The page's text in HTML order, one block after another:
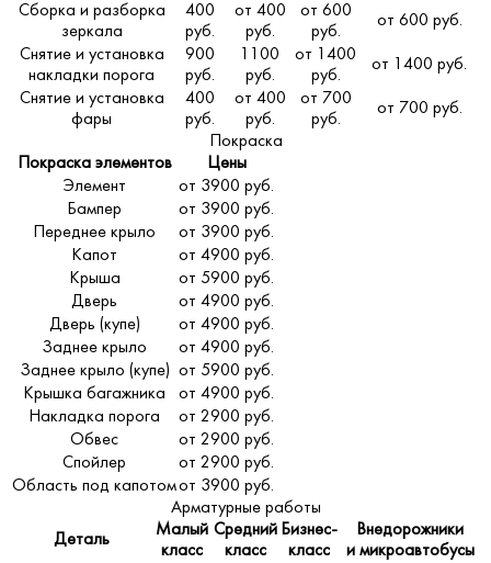
Сборка и разборка
зеркала
400
руб.
от 400
руб.
от 600
руб.
от 600 руб.
Снятие и установка
накладки порога
900
руб.
1100
руб.
от 1400
руб.
от 1400 руб.
Снятие и установка
фары
400
руб.
от 400
руб.
от 700
руб.
от 700 руб.
Покраска
Покраска элементов
Цены
Элемент
от 3900 руб.
Бампер
от 3900 руб.
Переднее крыло
от 3900 руб.
Капот
от 4900 руб.
Крыша
от 5900 руб.
Дверь
от 4900 руб.
Дверь (купе)
от 4900 руб.
Заднее крыло
от 4900 руб.
Заднее крыло (купе) от 5900 руб.
Крышка багажника
от 4900 руб.
Накладка порога
от 2900 руб.
Обвес
от 2900 руб.
Спойлер
от 2900 руб.
Область под капотомот 3900 руб.
Арматурные работы
Деталь
Малый
класс
Средний
класс
Бизнес-
класс
Внедорожники
и микроавтобусы